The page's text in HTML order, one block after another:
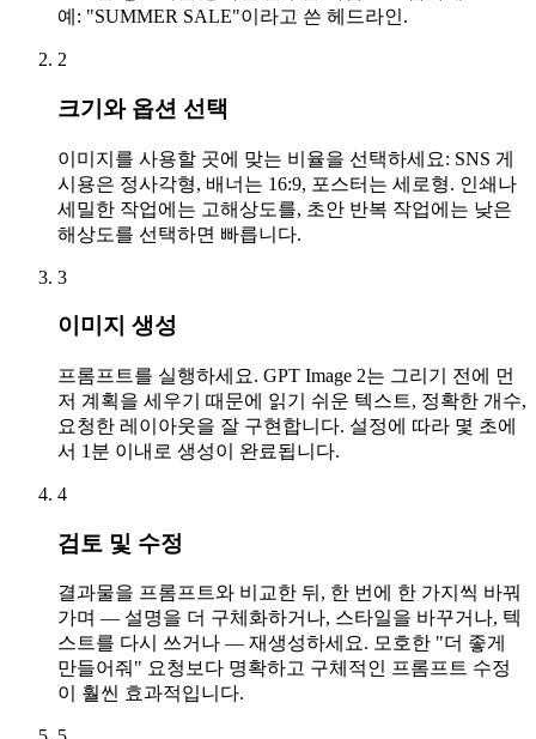
예: "SUMMER SALE"이라고 쓴 헤드라인.
2
크기와 옵션 선택
이미지를 사용할 곳에 맞는 비율을 선택하세요: SNS 게
시용은 정사각형, 배너는 16:9, 포스터는 세로형. 인쇄나
세밀한 작업에는 고해상도를, 초안 반복 작업에는 낮은
해상도를 선택하면 빠릅니다.
3
이미지 생성
프롬프트를 실행하세요. GPT Image 2는 그리기 전에 먼
저 계획을 세우기 때문에 읽기 쉬운 텍스트, 정확한 개수,
요청한 레이아웃을 잘 구현합니다. 설정에 따라 몇 초에
서 1분 이내로 생성이 완료됩니다.
4
검토 및 수정
결과물을 프롬프트와 비교한 뒤, 한 번에 한 가지씩 바꿔
가며 — 설명을 더 구체화하거나, 스타일을 바꾸거나, 텍
스트를 다시 쓰거나 — 재생성하세요. 모호한 "더 좋게
만들어줘" 요청보다 명확하고 구체적인 프롬프트 수정
이 훨씬 효과적입니다.